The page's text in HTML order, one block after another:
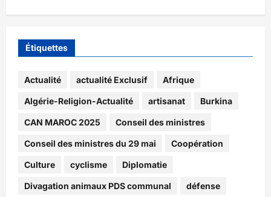
Étiquettes
Actualité actualité Exclusif Afrique
Algérie-Religion-Actualité artisanat Burkina
CAN MAROC 2025 Conseil des ministres
Conseil des ministres du 29 mai Coopération
Culture cyclisme Diplomatie
Divagation animaux PDS communal défense